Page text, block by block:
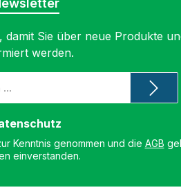
Sie über neue Produkte
werden.
Kenntnis genommen und die AGB
einverstanden.